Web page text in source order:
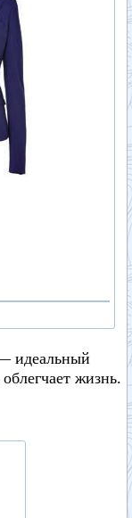
идеальный
жизнь.